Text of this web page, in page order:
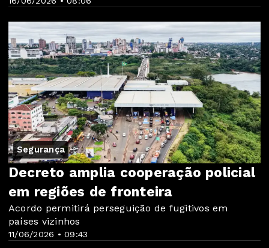
Segurança
11/06/2026 • 09:43
Decreto amplia cooperação policial
em regiões de fronteira
Acordo permitirá perseguição de fugitivos em
países vizinhos